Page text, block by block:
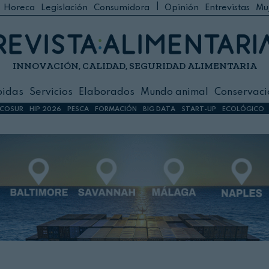
Horeca Legislación Consumidora Opinión Entrevistas
INNOVACIÓN, CALIDAD, SEGURIDAD ALIMENTARIA
Servicios Elaborados Mundo animal
Foodservice
primas
HIP 2026 PESCA FORMACIÓN BIG DATA START-UP ECOLÓGICO